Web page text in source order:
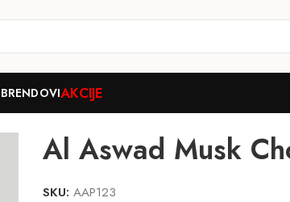
BRENDOVIAKCIJE
Al Aswad Musk
SKU: AAP123